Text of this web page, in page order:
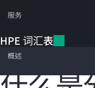
目
录服务
HPE 词汇表
概述
HPE 词汇表
分散式存储